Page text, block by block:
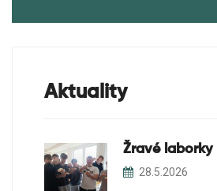
Aktuality
Žravé laborky
28.5.2026